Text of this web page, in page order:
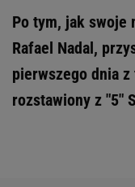
Po tym, jak swoje
Rafael Nadal,
pierwszego dnia
rozstawiony z "5"